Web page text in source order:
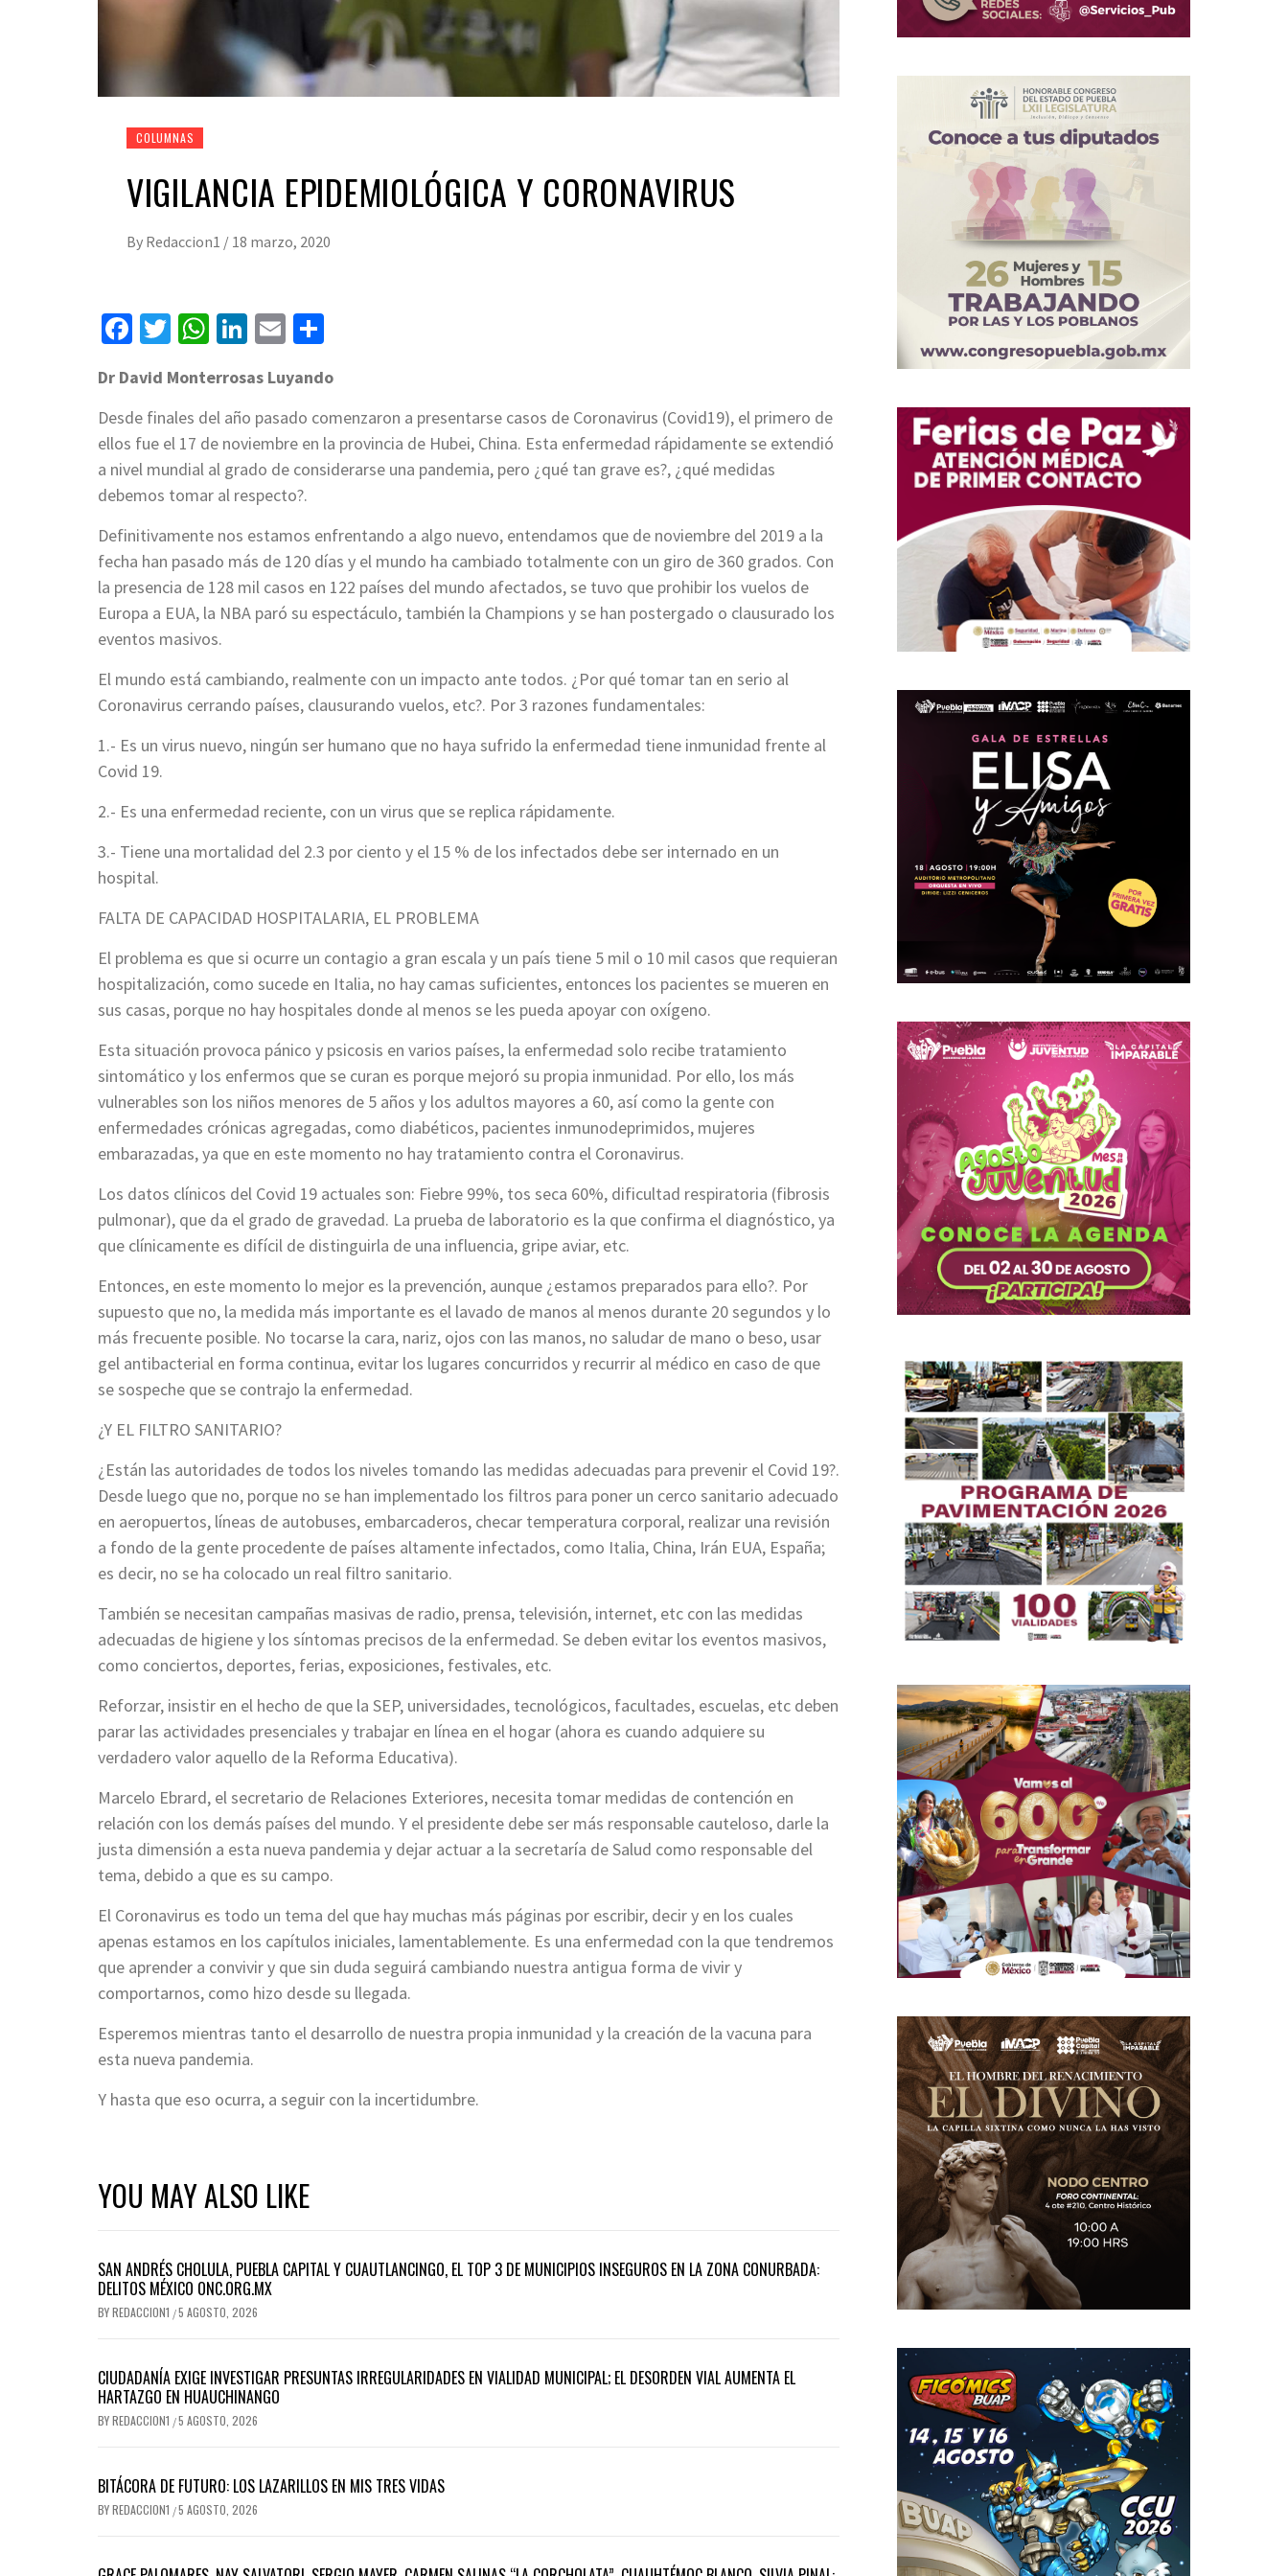
COLUMNAS
VIGILANCIA EPIDEMIOLÓGICA Y CORONAVIRUS
By Redaccion1 / 18 marzo, 2020
Facebook
Twitter
WhatsApp
LinkedIn
Email
Dr David Monterrosas Luyando
Desde finales del año pasado comenzaron a presentarse casos de Coronavirus (Covid19), el primero de
ellos fue el 17 de noviembre en la provincia de Hubei, China. Esta enfermedad rápidamente se extendió
a nivel mundial al grado de considerarse una pandemia, pero ¿qué tan grave es?, ¿qué medidas
debemos tomar al respecto?.
Definitivamente nos estamos enfrentando a algo nuevo, entendamos que de noviembre del 2019 a la
fecha han pasado más de 120 días y el mundo ha cambiado totalmente con un giro de 360 grados. Con
la presencia de 128 mil casos en 122 países del mundo afectados, se tuvo que prohibir los vuelos de
Europa a EUA, la NBA paró su espectáculo, también la Champions y se han postergado o clausurado los
eventos masivos.
El mundo está cambiando, realmente con un impacto ante todos. ¿Por qué tomar tan en serio al
Coronavirus cerrando países, clausurando vuelos, etc?. Por 3 razones fundamentales:
1.- Es un virus nuevo, ningún ser humano que no haya sufrido la enfermedad tiene inmunidad frente al
Covid 19.
2.- Es una enfermedad reciente, con un virus que se replica rápidamente.
3.- Tiene una mortalidad del 2.3 por ciento y el 15 % de los infectados debe ser internado en un
hospital.
FALTA DE CAPACIDAD HOSPITALARIA, EL PROBLEMA
El problema es que si ocurre un contagio a gran escala y un país tiene 5 mil o 10 mil casos que requieran
hospitalización, como sucede en Italia, no hay camas suficientes, entonces los pacientes se mueren en
sus casas, porque no hay hospitales donde al menos se les pueda apoyar con oxígeno.
Esta situación provoca pánico y psicosis en varios países, la enfermedad solo recibe tratamiento
sintomático y los enfermos que se curan es porque mejoró su propia inmunidad. Por ello, los más
vulnerables son los niños menores de 5 años y los adultos mayores a 60, así como la gente con
enfermedades crónicas agregadas, como diabéticos, pacientes inmunodeprimidos, mujeres
embarazadas, ya que en este momento no hay tratamiento contra el Coronavirus.
Los datos clínicos del Covid 19 actuales son: Fiebre 99%, tos seca 60%, dificultad respiratoria (fibrosis
pulmonar), que da el grado de gravedad. La prueba de laboratorio es la que confirma el diagnóstico, ya
que clínicamente es difícil de distinguirla de una influencia, gripe aviar, etc.
Entonces, en este momento lo mejor es la prevención, aunque ¿estamos preparados para ello?. Por
supuesto que no, la medida más importante es el lavado de manos al menos durante 20 segundos y lo
más frecuente posible. No tocarse la cara, nariz, ojos con las manos, no saludar de mano o beso, usar
gel antibacterial en forma continua, evitar los lugares concurridos y recurrir al médico en caso de que
se sospeche que se contrajo la enfermedad.
¿Y EL FILTRO SANITARIO?
¿Están las autoridades de todos los niveles tomando las medidas adecuadas para prevenir el Covid 19?.
Desde luego que no, porque no se han implementado los filtros para poner un cerco sanitario adecuado
en aeropuertos, líneas de autobuses, embarcaderos, checar temperatura corporal, realizar una revisión
a fondo de la gente procedente de países altamente infectados, como Italia, China, Irán EUA, España;
es decir, no se ha colocado un real filtro sanitario.
También se necesitan campañas masivas de radio, prensa, televisión, internet, etc con las medidas
adecuadas de higiene y los síntomas precisos de la enfermedad. Se deben evitar los eventos masivos,
como conciertos, deportes, ferias, exposiciones, festivales, etc.
Reforzar, insistir en el hecho de que la SEP, universidades, tecnológicos, facultades, escuelas, etc deben
parar las actividades presenciales y trabajar en línea en el hogar (ahora es cuando adquiere su
verdadero valor aquello de la Reforma Educativa).
Marcelo Ebrard, el secretario de Relaciones Exteriores, necesita tomar medidas de contención en
relación con los demás países del mundo. Y el presidente debe ser más responsable cauteloso, darle la
justa dimensión a esta nueva pandemia y dejar actuar a la secretaría de Salud como responsable del
tema, debido a que es su campo.
El Coronavirus es todo un tema del que hay muchas más páginas por escribir, decir y en los cuales
apenas estamos en los capítulos iniciales, lamentablemente. Es una enfermedad con la que tendremos
que aprender a convivir y que sin duda seguirá cambiando nuestra antigua forma de vivir y
comportarnos, como hizo desde su llegada.
Esperemos mientras tanto el desarrollo de nuestra propia inmunidad y la creación de la vacuna para
esta nueva pandemia.
Y hasta que eso ocurra, a seguir con la incertidumbre.
YOU MAY ALSO LIKE
SAN ANDRÉS CHOLULA, PUEBLA CAPITAL Y CUAUTLANCINGO, EL TOP 3 DE MUNICIPIOS INSEGUROS EN LA ZONA CONURBADA:
DELITOS MÉXICO ONC.ORG.MX
BYREDACCION1 /5 AGOSTO, 2026
CIUDADANÍA EXIGE INVESTIGAR PRESUNTAS IRREGULARIDADES EN VIALIDAD MUNICIPAL; EL DESORDEN VIAL AUMENTA EL
HARTAZGO EN HUAUCHINANGO
BYREDACCION1 /5 AGOSTO, 2026
BITÁCORA DE FUTURO: LOS LAZARILLOS EN MIS TRES VIDAS
BYREDACCION1 /5 AGOSTO, 2026